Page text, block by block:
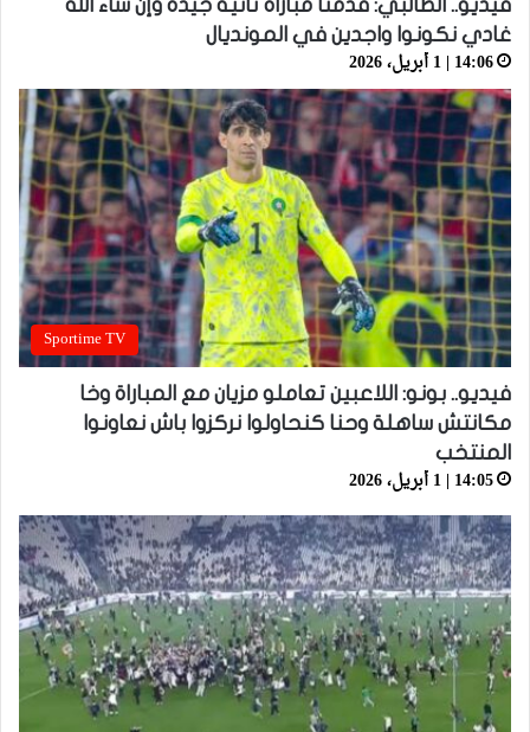
فيديو.. الطالبي: قدمنا مباراة ثانية جيدة وإن شاء الله
غادي نكونوا واجدين في المونديال
14:06 | 1 أبريل، 2026
Sportime TV
فيديو.. بونو: اللاعبين تعاملو مزيان مع المباراة وخا
مكانتش ساهلة وحنا كنحاولوا نركزوا باش نعاونوا
المنتخب
14:05 | 1 أبريل، 2026